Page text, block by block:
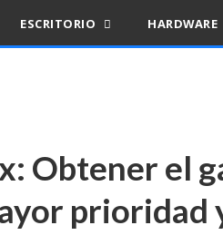
ESCRITORIO HARDWARE
Obtener el
prioridad